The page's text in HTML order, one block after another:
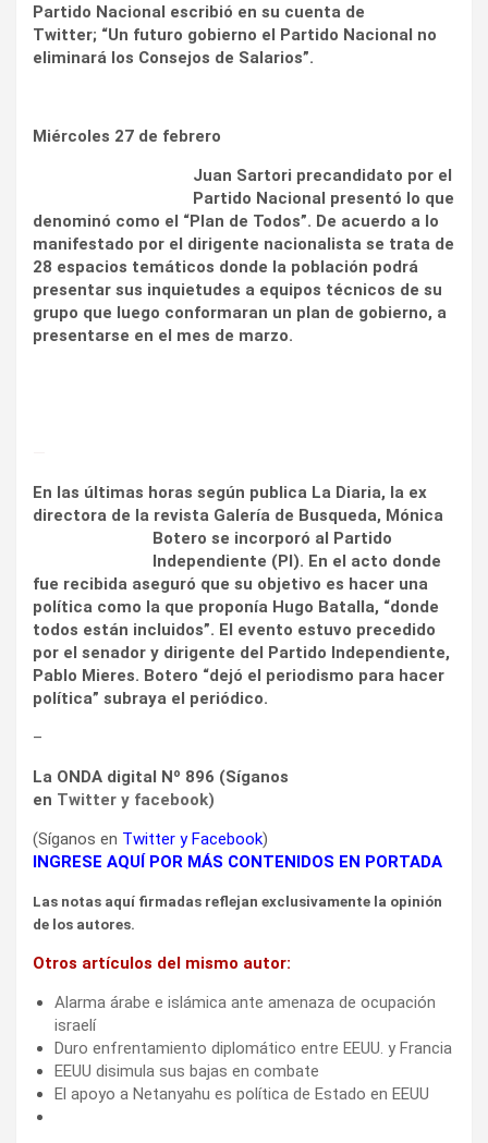
Partido Nacional escribió en su cuenta de
Twitter; “Un futuro gobierno el Partido Nacional no
eliminará los Consejos de Salarios”.
Miércoles 27 de febrero
Juan Sartori precandidato por el
Partido Nacional presentó lo que
denominó como el “Plan de Todos”. De acuerdo a lo
manifestado por el dirigente nacionalista se trata de
28 espacios temáticos donde la población podrá
presentar sus inquietudes a equipos técnicos de su
grupo que luego conformaran un plan de gobierno, a
presentarse en el mes de marzo.
En las últimas horas según publica La Diaria, la ex
directora de la revista Galería de Busqueda, Mónica
Botero se incorporó al Partido
Independiente (PI). En el acto donde
fue recibida aseguró que su objetivo es hacer una
política como la que proponía Hugo Batalla, “donde
todos están incluidos”. El evento estuvo precedido
por el senador y dirigente del ‎Partido Independiente,
Pablo Mieres. Botero “dejó el periodismo para hacer
política” subraya el periódico.
–
La ONDA digital Nº 896 (Síganos
en Twitter y facebook)
(Síganos en Twitter yFacebook)
INGRESE AQUÍ POR MÁS CONTENIDOS EN PORTADA
Las notas aquí firmadas reflejan exclusivamente la opinión
de los autores.
Otros artículos del mismo autor:
Alarma árabe e islámica ante amenaza de ocupación
israelí
Duro enfrentamiento diplomático entre EEUU. y Francia
EEUU disimula sus bajas en combate
El apoyo a Netanyahu es política de Estado en EEUU